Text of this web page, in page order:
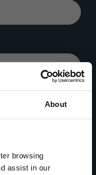
About
browsing
assist in our